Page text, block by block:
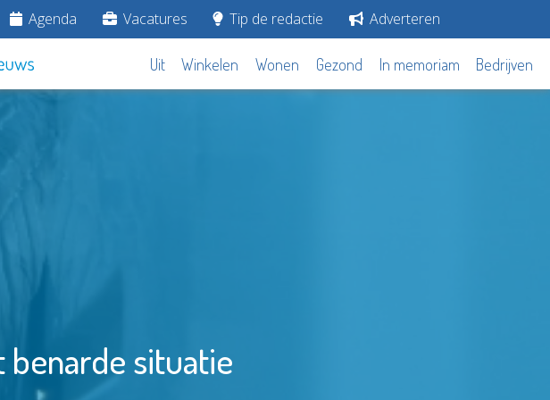
Agenda Vacatures Tip de redactie Adverteren
Uit Winkelen Wonen Gezond In memoriam Bedrijven
benarde situatie